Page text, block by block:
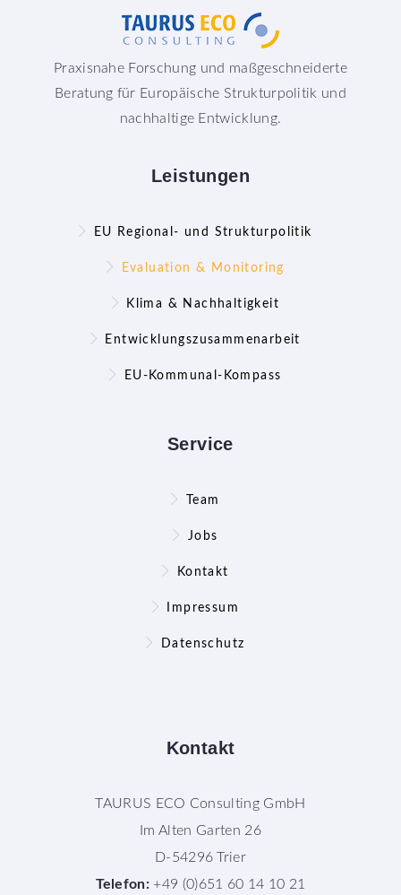
Praxisnahe Forschung und maßgeschneiderte
Beratung für Europäische Strukturpolitik und
nachhaltige Entwicklung.
Leistungen
EU Regional- und Strukturpolitik
Evaluation & Monitoring
Klima & Nachhaltigkeit
Entwicklungszusammenarbeit
EU-Kommunal-Kompass
Service
Team
Jobs
Kontakt
Impressum
Datenschutz
Kontakt
TAURUS ECO Consulting GmbH
Im Alten Garten 26
D-54296 Trier
Telefon: +49 (0)651 60 14 10 21